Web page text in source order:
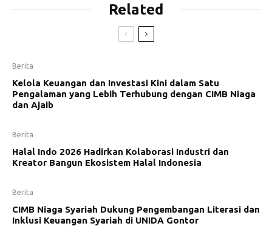
Related
Berita
Kelola Keuangan dan Investasi Kini dalam Satu
Pengalaman yang Lebih Terhubung dengan CIMB Niaga
dan Ajaib
Berita
Halal Indo 2026 Hadirkan Kolaborasi Industri dan
Kreator Bangun Ekosistem Halal Indonesia
Berita
CIMB Niaga Syariah Dukung Pengembangan Literasi dan
Inklusi Keuangan Syariah di UNIDA Gontor